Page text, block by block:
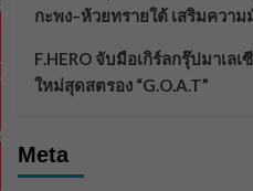
กะพง–ห้วยทรายใต้ เสริมควา
F.HERO จับมือเกิร์ลกรุ๊ปมาเลเ
ใหม่สุดสตรอง “G.O.A.T”
Meta